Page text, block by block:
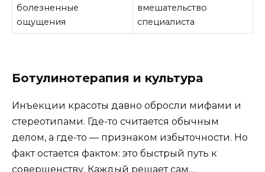
болезненные
ощущения
вмешательство
специалиста
Ботулинотерапия и культура
Инъекции красоты давно обросли мифами и
стереотипами. Где-то считается обычным
делом, а где-то — признаком избыточности. Но
факт остается фактом: это быстрый путь к
совершенству. Каждый решает сам…